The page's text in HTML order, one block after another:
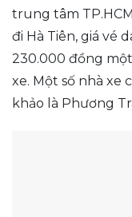
trung tâm
đi Hà Tiên, giá vé
230.000 đồng
xe. Một số nhà xe
khảo là Phương